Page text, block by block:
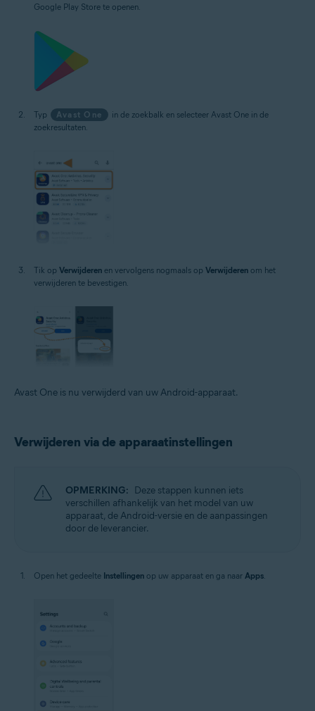
Google Play Store te openen.
Typ Avast One
in de zoekbalk en selecteer Avast One in de
zoekresultaten.
Tik op Verwijderen en vervolgens nogmaals op Verwijderen om het
verwijderen te bevestigen.
Avast One is nu verwijderd van uw Android-apparaat.
Verwijderen via de apparaatinstellingen
OPMERKING: Deze stappen kunnen iets
verschillen afhankelijk van het model van uw
apparaat, de Android-versie en de aanpassingen
door de leverancier.
Open het gedeelte Instellingen op uw apparaat en ga naar Apps